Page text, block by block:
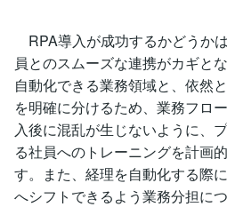
RPA導入が成功するかどうか
員とのスムーズな連携がカギと
自動化できる業務領域と、依然
を明確に分けるため、業務フロ
入後に混乱が生じないように、
る社員へのトレーニングを計画
す。また、経理を自動化する際
へシフトできるよう業務分担に